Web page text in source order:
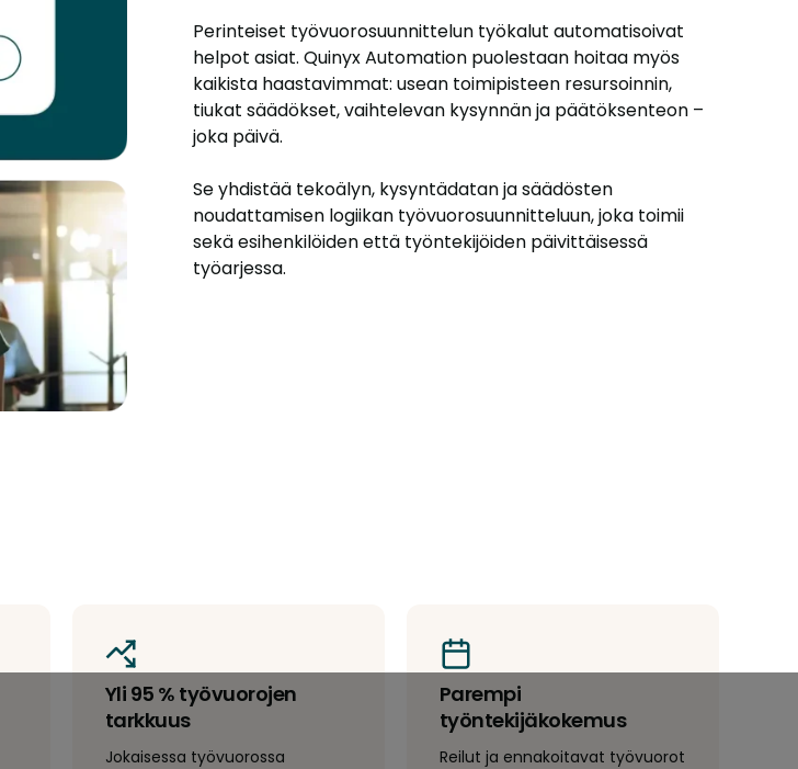
Perinteiset työvuorosuunnittelun työkalut automatisoivat
helpot asiat. Quinyx Automation puolestaan hoitaa myös
kaikista haastavimmat: usean toimipisteen resursoinnin,
tiukat säädökset, vaihtelevan kysynnän ja päätöksenteon –
joka päivä.
Se yhdistää tekoälyn, kysyntädatan ja säädösten
noudattamisen logiikan työvuorosuunnitteluun, joka toimii
sekä esihenkilöiden että työntekijöiden päivittäisessä
työarjessa.
Yli 95 % työvuorojen
tarkkuus
Jokaisessa työvuorossa
Parempi
työntekijäkokemus
Reilut ja ennakoitavat työvuorot